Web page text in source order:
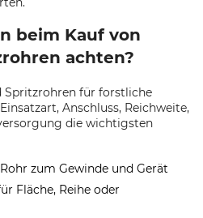
beim Kauf von
achten?
Spritzrohren für forstliche
Anschluss, Reichweite,
die wichtigsten
zum Gewinde und Gerät
Fläche, Reihe oder